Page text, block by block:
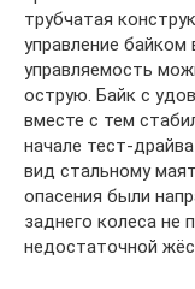
трубчатая
управление
управляемость
острую. Байк с
вместе с тем
начале тест-
вид стальному
опасения были
заднего колеса не
недостаточной